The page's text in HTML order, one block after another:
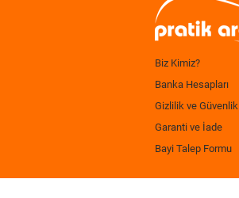
Biz Kimiz?
Banka Hesapları
Gizlilik ve Güvenlik
Garanti ve İade
Bayi Talep Formu